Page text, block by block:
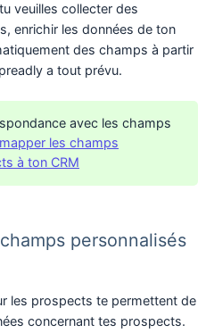
veuilles collecter des
enrichir les données de ton
des champs à partir
a tout prévu.
avec les champs
les champs
à ton CRM
personnalisés
les prospects te permettent de
concernant tes prospects.